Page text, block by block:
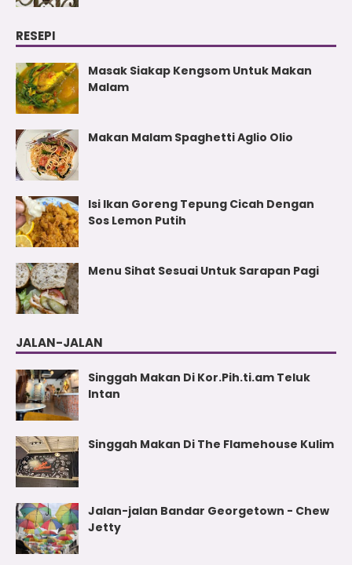
RESEPI
Masak Siakap Kengsom Untuk Makan
Malam
Makan Malam Spaghetti Aglio Olio
Isi Ikan Goreng Tepung Cicah Dengan
Sos Lemon Putih
Menu Sihat Sesuai Untuk Sarapan Pagi
JALAN-JALAN
Singgah Makan Di Kor.Pih.ti.am Teluk
Intan
Singgah Makan Di The Flamehouse Kulim
Jalan-jalan Bandar Georgetown - Chew
Jetty